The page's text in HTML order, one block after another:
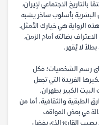
الاجتماعي لإيران،
بأسلوب ساخر يشبه
الرواية هي خيارك الأمثل.
بضآلته أمام الزمن،
لا يُقهر.
رسم الشخصيات؛ فكل
الفريدة التي تجعل
الكبير بطهران.
الطبقية والثقافية. أما من
في بعض المواقف
يصيب القارئ الذي يفضل